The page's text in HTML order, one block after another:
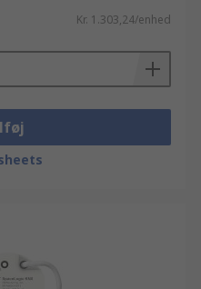
Kr. 1.303,24/enhed